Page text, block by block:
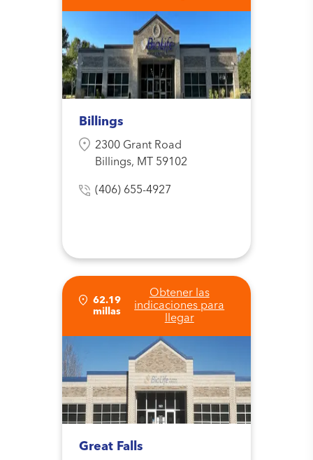
Billings
2300 Grant Road
Billings, MT 59102
(406) 655-4927
62.19
millas
Obtener las
indicaciones para
llegar
Great Falls